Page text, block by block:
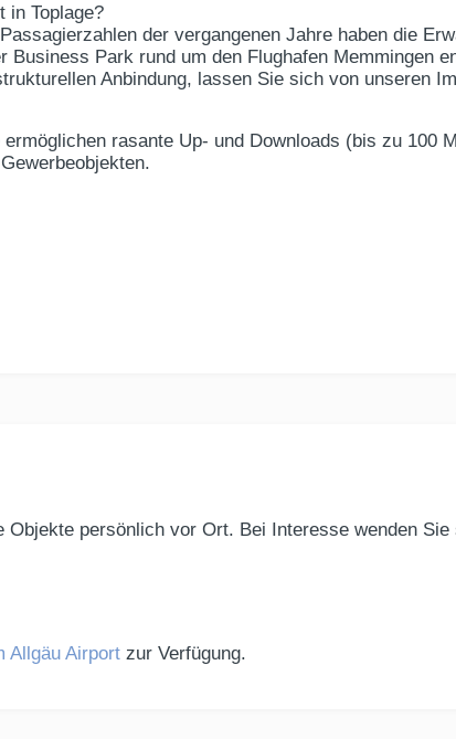
in Toplage?
der vergangenen Jahre haben die
Park rund um den Flughafen Memmingen
Anbindung, lassen Sie sich von unseren
rasante Up- und Downloads (bis zu 100
persönlich vor Ort. Bei Interesse wenden
Allgäu Airport zur Verfügung.